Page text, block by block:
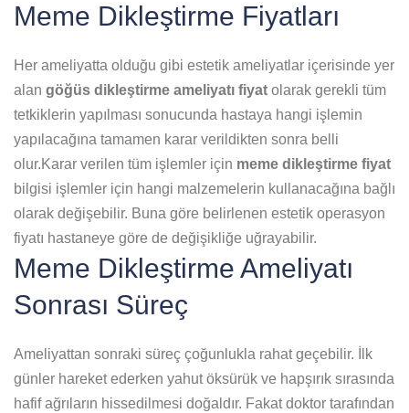
Meme Dikleştirme Fiyatları
Her ameliyatta olduğu gibi estetik ameliyatlar içerisinde yer
alan göğüs dikleştirme ameliyatı fiyat olarak gerekli tüm
tetkiklerin yapılması sonucunda hastaya hangi işlemin
yapılacağına tamamen karar verildikten sonra belli
olur.Karar verilen tüm işlemler için meme dikleştirme fiyat
bilgisi işlemler için hangi malzemelerin kullanacağına bağlı
olarak değişebilir. Buna göre belirlenen estetik operasyon
fiyatı hastaneye göre de değişikliğe uğrayabilir.
Meme Dikleştirme Ameliyatı
Sonrası Süreç
Ameliyattan sonraki süreç çoğunlukla rahat geçebilir. İlk
günler hareket ederken yahut öksürük ve hapşırık sırasında
hafif ağrıların hissedilmesi doğaldır. Fakat doktor tarafından